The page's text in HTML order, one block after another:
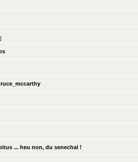
]
... heu non, du senechal !